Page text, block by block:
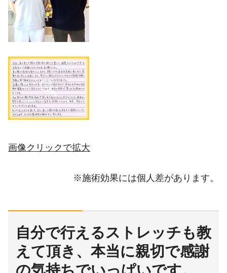
画像クリックで拡大
※施術効果には個人差があります。
自分で行えるストレッチも教
えて頂き、本当に親切で感謝